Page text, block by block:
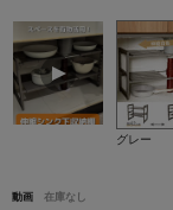
グレー
動画 在庫なし